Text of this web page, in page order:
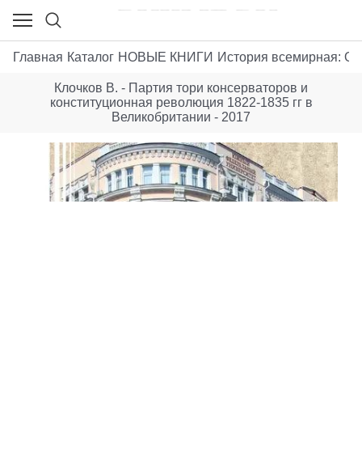
Главная Каталог НОВЫЕ КНИГИ История всемирная:
Клочков В. - Партия тори консерваторов и
конституционная революция 1822-1835 гг в
Великобритании - 2017